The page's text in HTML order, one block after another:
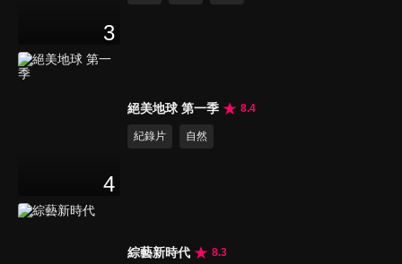
3
4
絕美地球 第一季 8.4
紀錄片 自然
綜藝新時代
8.3